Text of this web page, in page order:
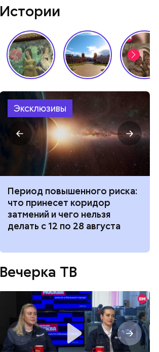
Истории
Эксклюзивы
Период повышенного риска:
что принесет коридор
затмений и чего нельзя
делать с 12 по 28 августа
Вечерка ТВ